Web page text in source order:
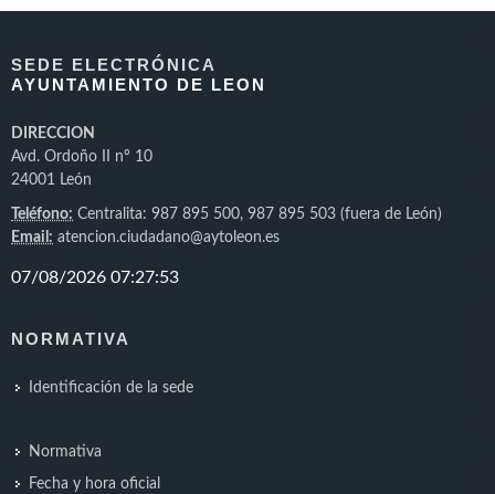
SEDE ELECTRÓNICA
AYUNTAMIENTO DE LEON
DIRECCION
Avd. Ordoño II nº 10
24001 León
Teléfono: Centralita: 987 895 500, 987 895 503 (fuera de León)
Email: atencion.ciudadano@aytoleon.es
NORMATIVA
Identificación de la sede
Normativa
Fecha y hora oficial